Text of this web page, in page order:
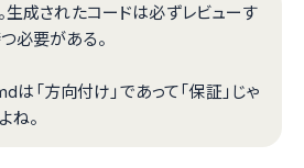
生成されたコードは必ずレビューす
必要がある。
は「方向付け」であって「保証」じゃ
ね。